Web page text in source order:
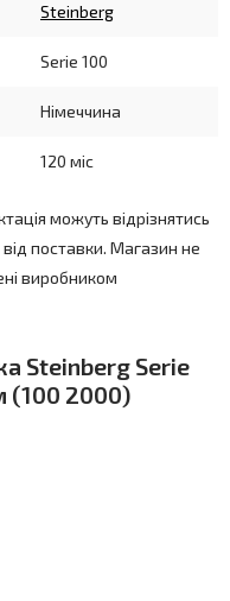
Steinberg
Serie 100
Німеччина
120 міс
можуть відрізнятись
поставки. Магазин не
виробником
Steinberg Serie
(100 2000)